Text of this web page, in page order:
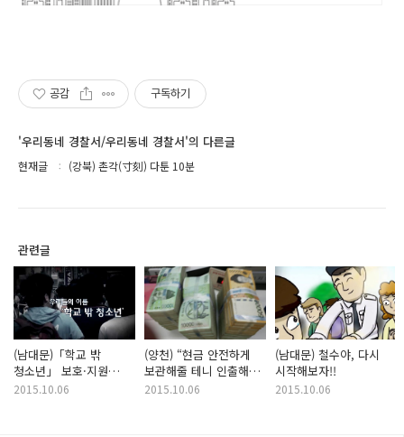
공감 구독하기
'우리동네 경찰서/우리동네 경찰서'의 다른글
현재글 (강북) 촌각(寸刻) 다툰 10분
관련글
(남대문)「학교 밖
청소년」 보호·지원
강화에 적극 나서는
2015.10.06
(양천) “현금 안전하게
보관해줄 테니 인출해
오라!” 보이스 피싱
2015.10.06
(남대문) 철수야, 다시
시작해보자!!
2015.10.06